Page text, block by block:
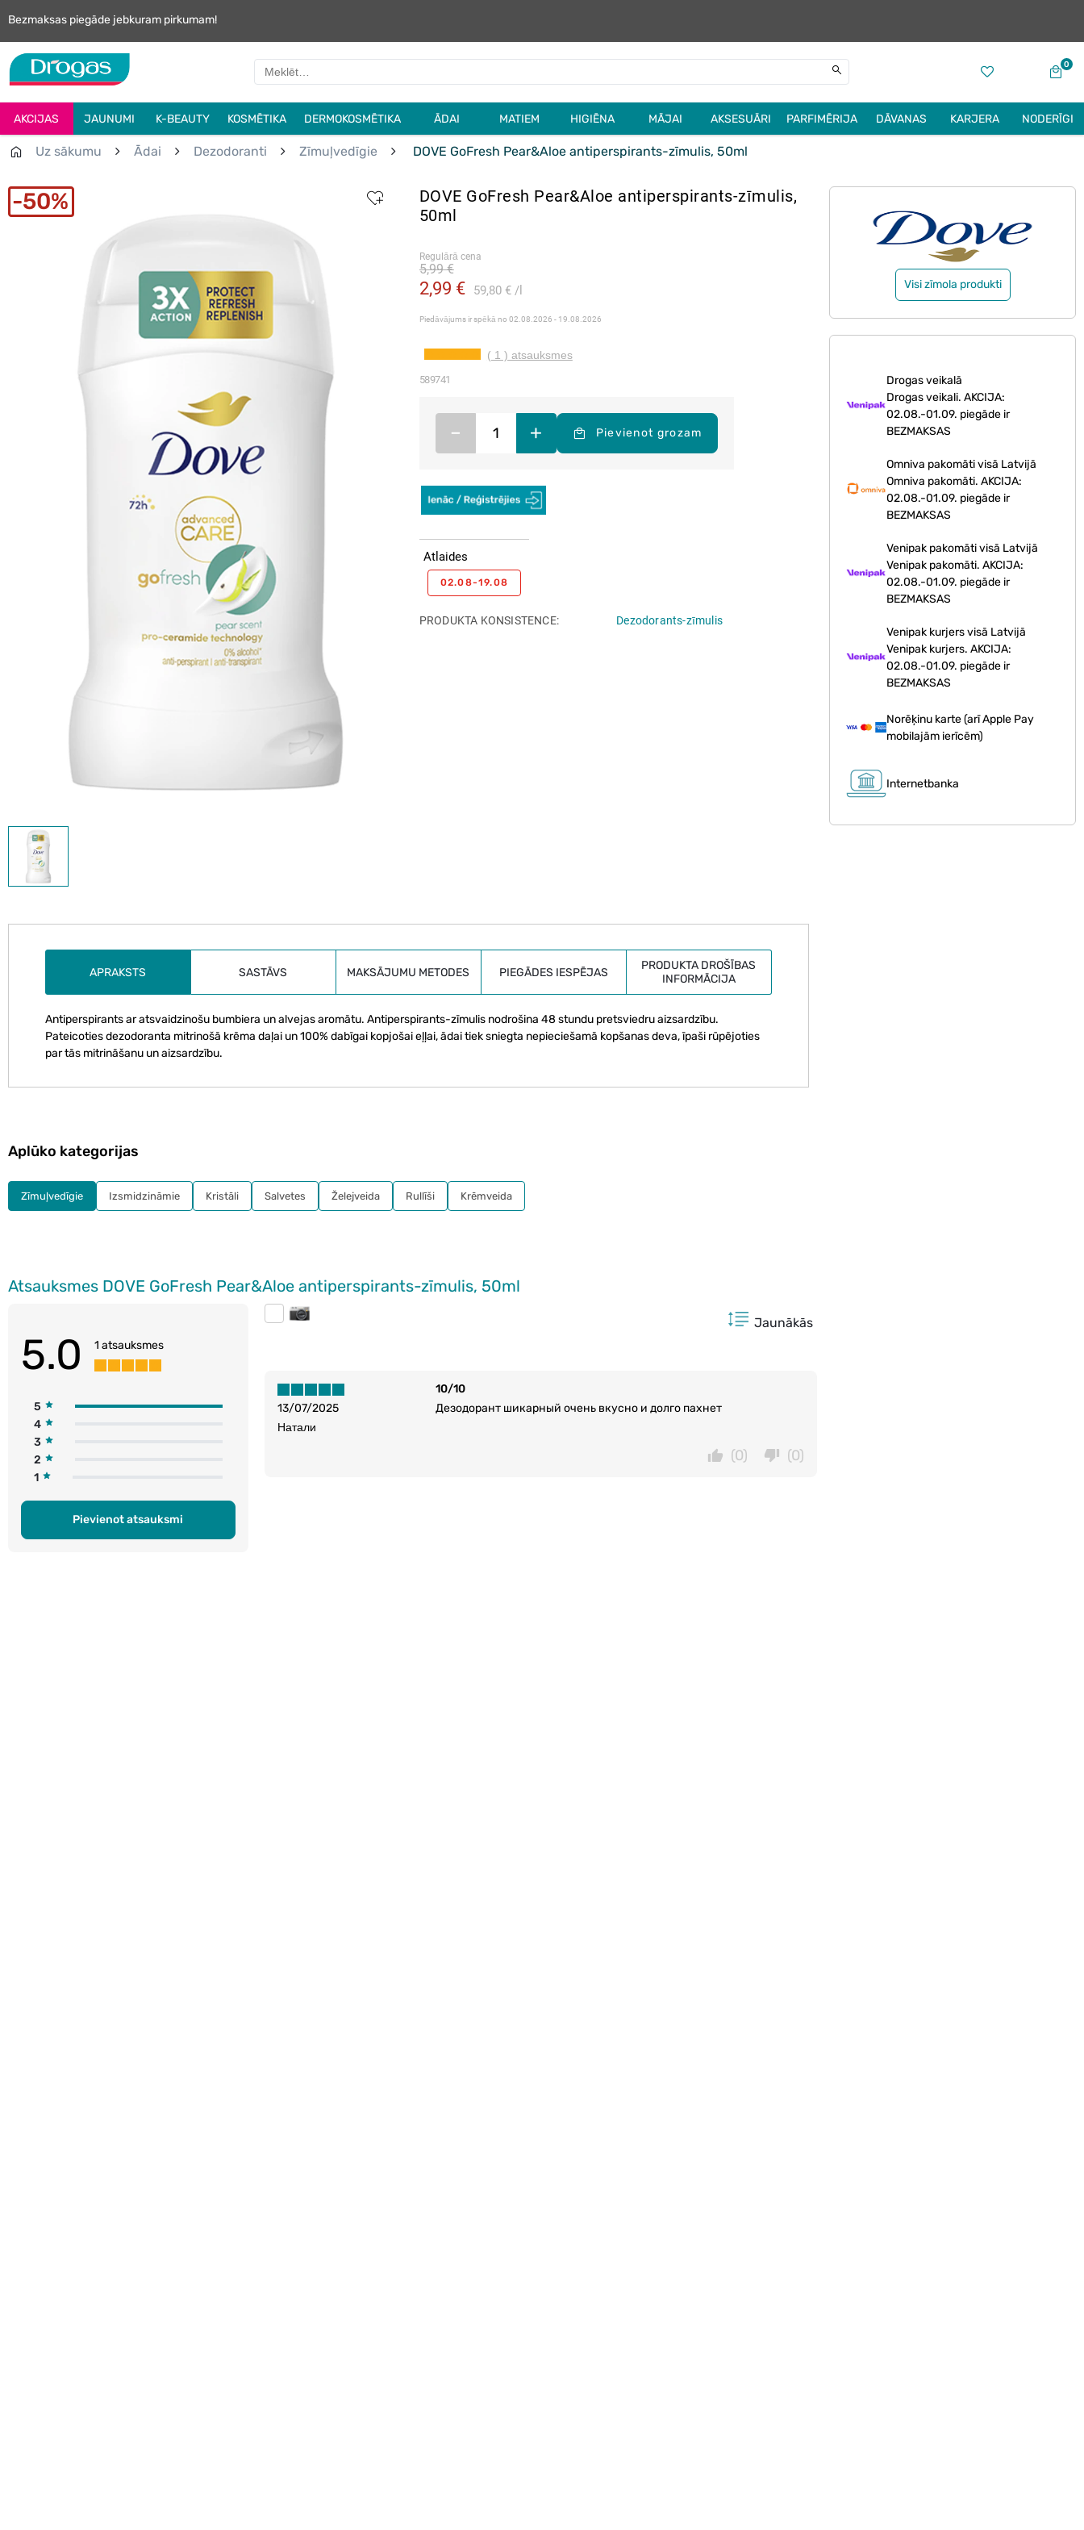
Bezmaksas piegāde jebkuram pirkumam!
0
AKCIJAS JAUNUMI K-BEAUTY KOSMĒTIKA DERMOKOSMĒTIKA ĀDAI MATIEM HIGIĒNA MĀJAI AKSESUĀRI PARFIMĒRIJA DĀVANAS KARJERA NODERĪGI
Uz sākumu Ādai Dezodoranti Zīmuļvedīgie DOVE GoFresh Pear&Aloe antiperspirants-zīmulis, 50ml
50%
DOVE GoFresh Pear&Aloe antiperspirants-zīmulis,
50ml
Regulārā cena
2,99 € 59,80 € l
5,99 €
Piedāvājums ir spēkā no 02.08.2026 - 19.08.2026
( 1 ) atsauksmes
589741
– + Pievienot grozam
Atlaides
02.08-19.08
PRODUKTA KONSISTENCE Dezodorants-zīmulis
Visi zīmola produkti
Drogas veikalā
Drogas veikali. AKCIJA:
02.08.-01.09. piegāde ir
BEZMAKSAS
Omniva pakomāti visā Latvijā
Omniva pakomāti. AKCIJA:
02.08.-01.09. piegāde ir
BEZMAKSAS
Venipak pakomāti visā Latvijā
Venipak pakomāti. AKCIJA:
02.08.-01.09. piegāde ir
BEZMAKSAS
Venipak kurjers visā Latvijā
Venipak kurjers. AKCIJA:
02.08.-01.09. piegāde ir
BEZMAKSAS
Norēķinu karte (arī Apple Pay
mobilajām ierīcēm)
Internetbanka
APRAKSTS SASTĀVS MAKSĀJUMU METODES PIEGĀDES IESPĒJAS
PRODUKTA DROŠĪBAS
INFORMĀCIJA
Antiperspirants ar atsvaidzinošu bumbiera un alvejas aromātu. Antiperspirants-zīmulis nodrošina 48 stundu pretsviedru aizsardzību.
Pateicoties dezodoranta mitrinošā krēma daļai un 100% dabīgai kopjošai eļļai, ādai tiek sniegta nepieciešamā kopšanas deva, īpaši rūpējoties
par tās mitrināšanu un aizsardzību.
Atsauksmes DOVE GoFresh Pear&Aloe antiperspirants-zīmulis, 50ml
5.0 1 atsauksmes
5
4
3
2
1
Pievienot atsauksmi
Jaunākās
13/07/2025
10/10
Дезодорант шикарный очень вкусно и долго пахнет
Натали
(0)
(0)
Aplūko kategorijas
Zīmuļvedīgie Izsmidzināmie Kristāli Salvetes Želejveida Rullīši Krēmveida